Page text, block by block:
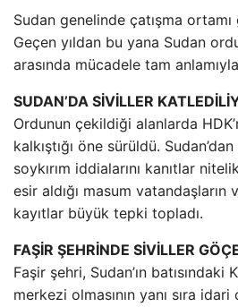
Sudan genelinde çatışma
Geçen yıldan bu yana Sudan
arasında mücadele tam
SUDAN’DA SİVİLLER
Ordunun çekildiği alanlarda
kalkıştığı öne sürüldü.
soykırım iddialarını kanıtlar
esir aldığı masum
kayıtlar büyük tepki topladı.
FAŞİR ŞEHRİNDE SİVİLLER
Faşir şehri, Sudan’ın
merkezi olmasının yanı sıra